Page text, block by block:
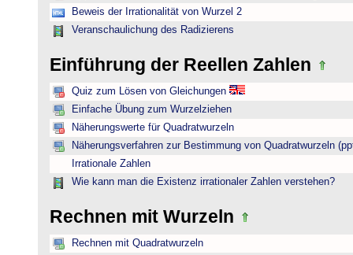
Beweis der Irrationalität von Wurzel 2
Veranschaulichung des Radizierens
Einführung der Reellen Zahlen
Quiz zum Lösen von Gleichungen
Einfache Übung zum Wurzelziehen
Näherungswerte für Quadratwurzeln
Näherungsverfahren zur Bestimmung von Quadratwurzeln
Irrationale Zahlen
Wie kann man die Existenz irrationaler Zahlen verstehen?
Rechnen mit Wurzeln
Rechnen mit Quadratwurzeln